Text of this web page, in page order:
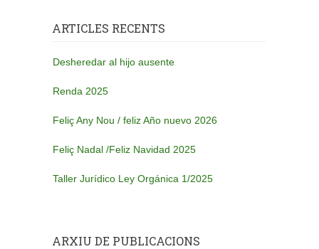
ARTICLES RECENTS
Desheredar al hijo ausente
Renda 2025
Feliç Any Nou / feliz Año nuevo 2026
Feliç Nadal /Feliz Navidad 2025
Taller Jurídico Ley Orgánica 1/2025
ARXIU DE PUBLICACIONS